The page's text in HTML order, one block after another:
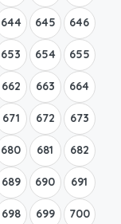
644 645 646
653 654 655
662 663 664
671 672 673
680 681 682
689 690 691
698 699 700